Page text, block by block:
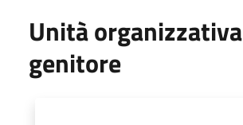
Unità organizzativa
genitore